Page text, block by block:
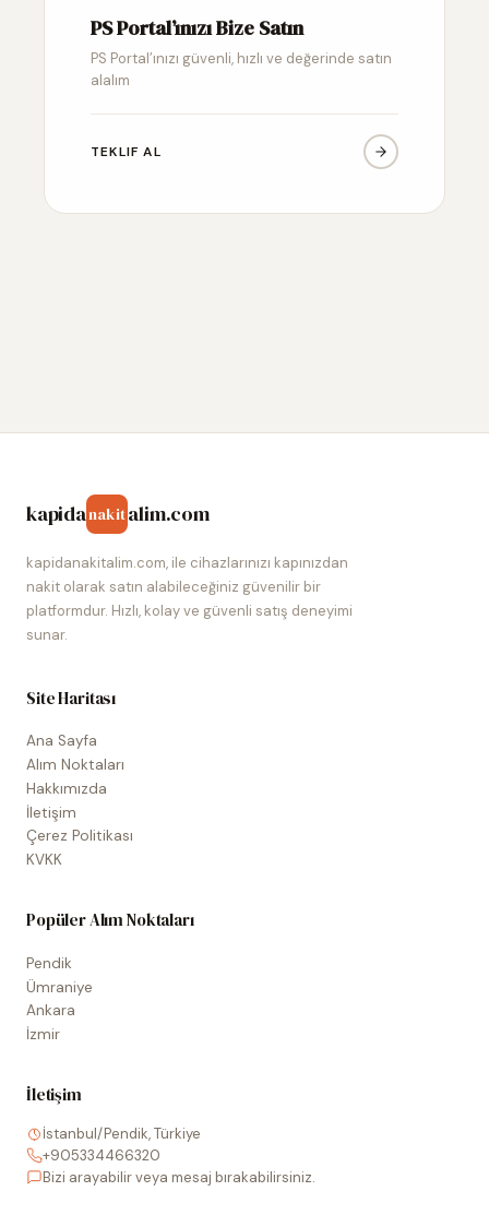
PS Portal’ınızı Bize Satın
PS Portal’ınızı güvenli, hızlı ve değerinde satın
alalım
TEKLIF AL
kapidanakitalim.com
kapidanakitalim.com, ile cihazlarınızı kapınızdan
nakit olarak satın alabileceğiniz güvenilir bir
platformdur. Hızlı, kolay ve güvenli satış deneyimi
sunar.
Site Haritası
Ana Sayfa
Alım Noktaları
Hakkımızda
İletişim
Çerez Politikası
KVKK
Popüler Alım Noktaları
Pendik
Ümraniye
Ankara
İzmir
İletişim
İstanbul/Pendik, Türkiye
+905334466320
Bizi arayabilir veya mesaj bırakabilirsiniz.